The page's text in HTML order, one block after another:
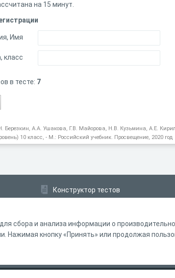
на 15 минут.
Имя
класс
в тесте: 7
Березкин, А.А. Ушакова, Г.В. Майорова, Н.В. Кузьмина, А.Е.
10 класс, - М.: Российский учебник. Просвещение, 2020 год
Конструктор тестов
Конструктор кроссвордов
сбора и анализа информации о
кнопку «Принять» или продолжая